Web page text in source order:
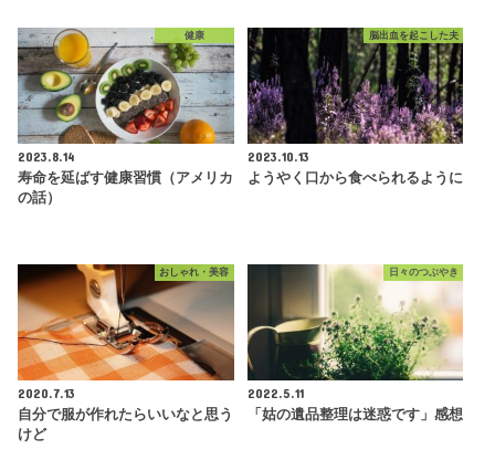
健康
2023.8.14
寿命を延ばす健康習慣（アメリカ
の話）
脳出血を起こした夫
2023.10.13
ようやく口から食べられるように
おしゃれ・美容
2020.7.13
自分で服が作れたらいいなと思う
けど
日々のつぶやき
2022.5.11
「姑の遺品整理は迷惑です」感想